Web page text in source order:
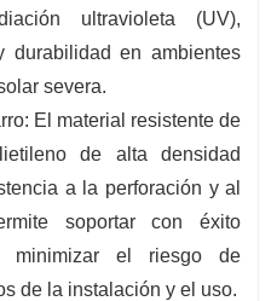
ultravioleta (UV),
en ambientes
severa.
El material resistente de
de alta densidad
a la perforación y al
soportar con éxito
minimizar el riesgo de
de la instalación y el uso.